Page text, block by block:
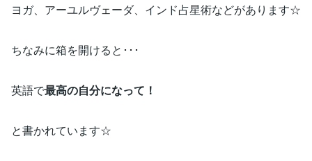
ヨガ、アーユルヴェーダ、インド占星術などがあります☆
ちなみに箱を開けると･･･
英語で最高の自分になって！
と書かれています☆